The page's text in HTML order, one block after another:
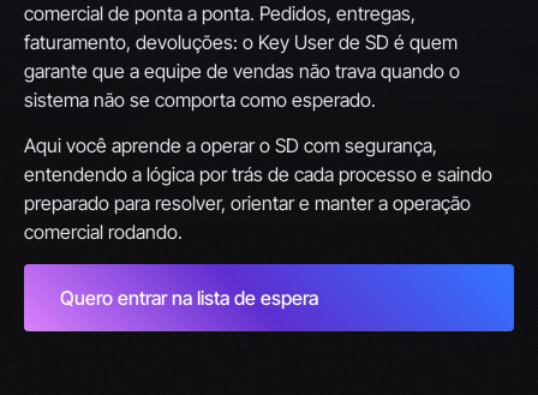
comercial de ponta a ponta. Pedidos, entregas,
faturamento, devoluções: o Key User de SD é quem
garante que a equipe de vendas não trava quando o
sistema não se comporta como esperado.
Aqui você aprende a operar o SD com segurança,
entendendo a lógica por trás de cada processo e saindo
preparado para resolver, orientar e manter a operação
comercial rodando.
Quero entrar na lista de espera